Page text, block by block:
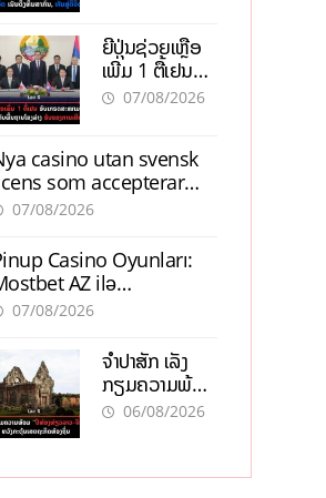
ສາກົນ, ຫັນສູ່ດິຈິ
ຕອນ
ຍີ່ປຸ່ນຊ່ວຍເຫຼືອ
ເພີ່ມ 1 ຕື້ເຢນ
ອັບເກຣດ
ເຕີບໂຕ
07/08/2026
casino utan svensk
som accepterar
En jämförelse
07/08/2026
Casino Oyunları:
AZ ilə
Nə Təqdim
07/08/2026
ຈຳປາສັກ ເລັ່ງ
ກຽມຄວາມພ້ອມ
“ປີທ່ອງທ່ຽວ
ເສດຖະກິດ
06/08/2026